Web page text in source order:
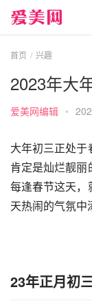
首页 兴趣
2023年大
爱美网编辑 •
大年初三正处
肯定是灿烂靓丽
每逢春节这天，
天热闹的气氛中
23年正月初